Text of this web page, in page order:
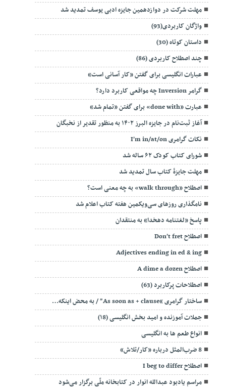
مهلت شرکت در دوازدهمین جایزه ادبی یوسف تمدید شد
واژگان کاربردی(93)
داستان کوتاه (30)
چند اصطلاح کاربردی (86)
عبارات انگلیسی برای گفتن «کار آسانی است»
گرامر Inversion چه مواقعی کاربرد دارد؟
عبارت «done with» برای گفتن «تمام شد»
آغاز ثبت‌نام در جایزه البرز ۱۴۰۲ به منظور تقدیر از نخبگان
نکات گرامری I’m in/at/on
شورای کتاب کودک ۶۲ ساله شد
مهلت جایزۀ کتاب سال تمدید شد
اصطلاح «walk through» به چه معنی است؟
نامگذاری روزهای سی‌ویکمین هفته کتاب اعلام شد
پاسخ «لغتنامه دهخدا» به منتقدان
اصطلاح Don’t fret
Adjectives ending in ed & ing
اصطلاح A dime a dozen
اصطلاحات پرکاربرد (63)
ساختار گرامری “As soon as + clause” / به محض اینکه…
جملات آموزنده و امید بخش انگلیسی (۱8)
انواع طعم ها به انگلیسی
8 ضرب‌المثل درباره «کار/تلاش»
اصطلاح I beg to differ
مراسم یادبود عبدالله انوار در کتابخانه ملّی برگزار می‌شود